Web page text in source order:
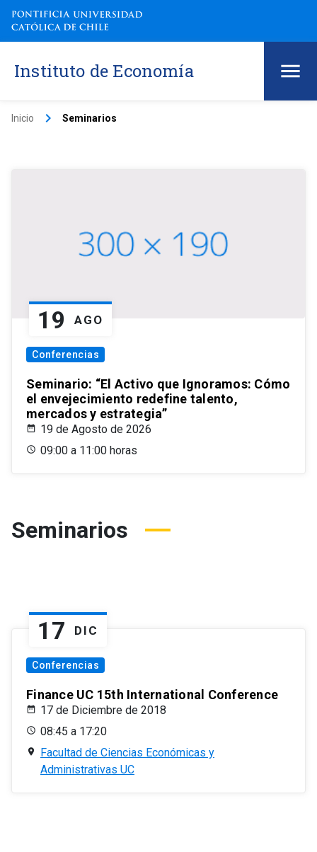
Instituto de Economía
Inicio keyboard_arrow_right Seminarios
19 AGO
Conferencias
Seminario: “El Activo que Ignoramos: Cómo
el envejecimiento redefine talento,
mercados y estrategia”
19 de Agosto de 2026
09:00 a 11:00 horas
Seminarios
17 DIC
Conferencias
Finance UC 15th International Conference
17 de Diciembre de 2018
08:45 a 17:20
Facultad de Ciencias Económicas y
Administrativas UC